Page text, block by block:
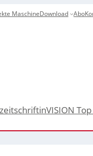
MaschineDownload Abo
inVISION